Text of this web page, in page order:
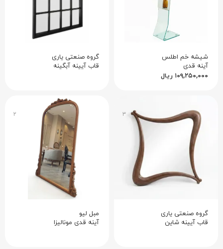
شیشه خم اطلس
آینه قدی
۱۰۹,۲۵۰,۰۰۰ ریال
گروه صنعتی یاری
قاب آیینه آبگینه
۳
گروه صنعتی یاری
قاب آیینه شاین
۲
مبل لیو
آینه قدی مونالیزا